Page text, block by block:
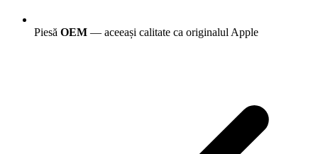
Piesă OEM — aceeași calitate ca originalul Apple